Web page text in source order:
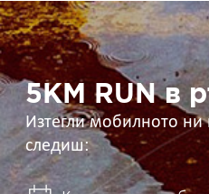
5KM
RUN
в
ръцете
ти 5KM RUN в
Изтегли мобилното
следиш: